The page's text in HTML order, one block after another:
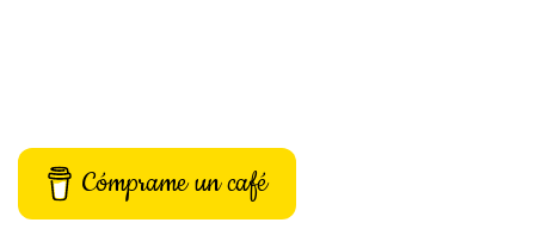
Cómprame un café